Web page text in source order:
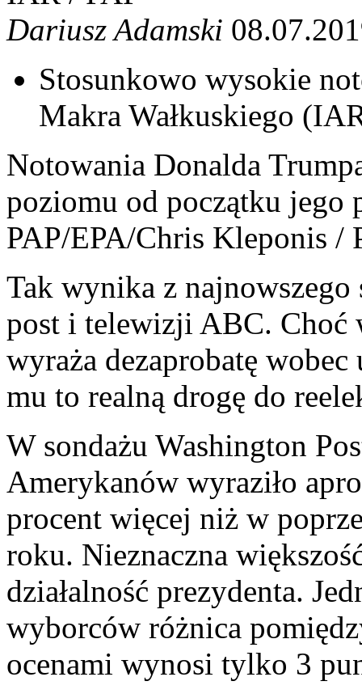
Dariusz Adamski
Stosunkowo wysokie
Makra Wałkuskiego
Notowania Donalda
poziomu od początku jego
PAP/EPA/Chris Kleponis /
Tak wynika z
post i telewizji ABC. Choć
wyraża dezaprobatę
mu to realną drogę do
W sondażu Washington
Amerykanów wyraziło
procent więcej niż w
roku. Nieznaczna
działalność prezydenta.
wyborców różnica
ocenami wynosi tylko 3